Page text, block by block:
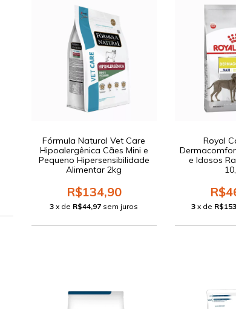
Fórmula Natural Vet Care
Hipoalergênica Cães Mini e
Pequeno Hipersensibilidade
Alimentar 2kg
R$134,90
3 x de R$44,97 sem juros
Royal
e Idosos
3 x de